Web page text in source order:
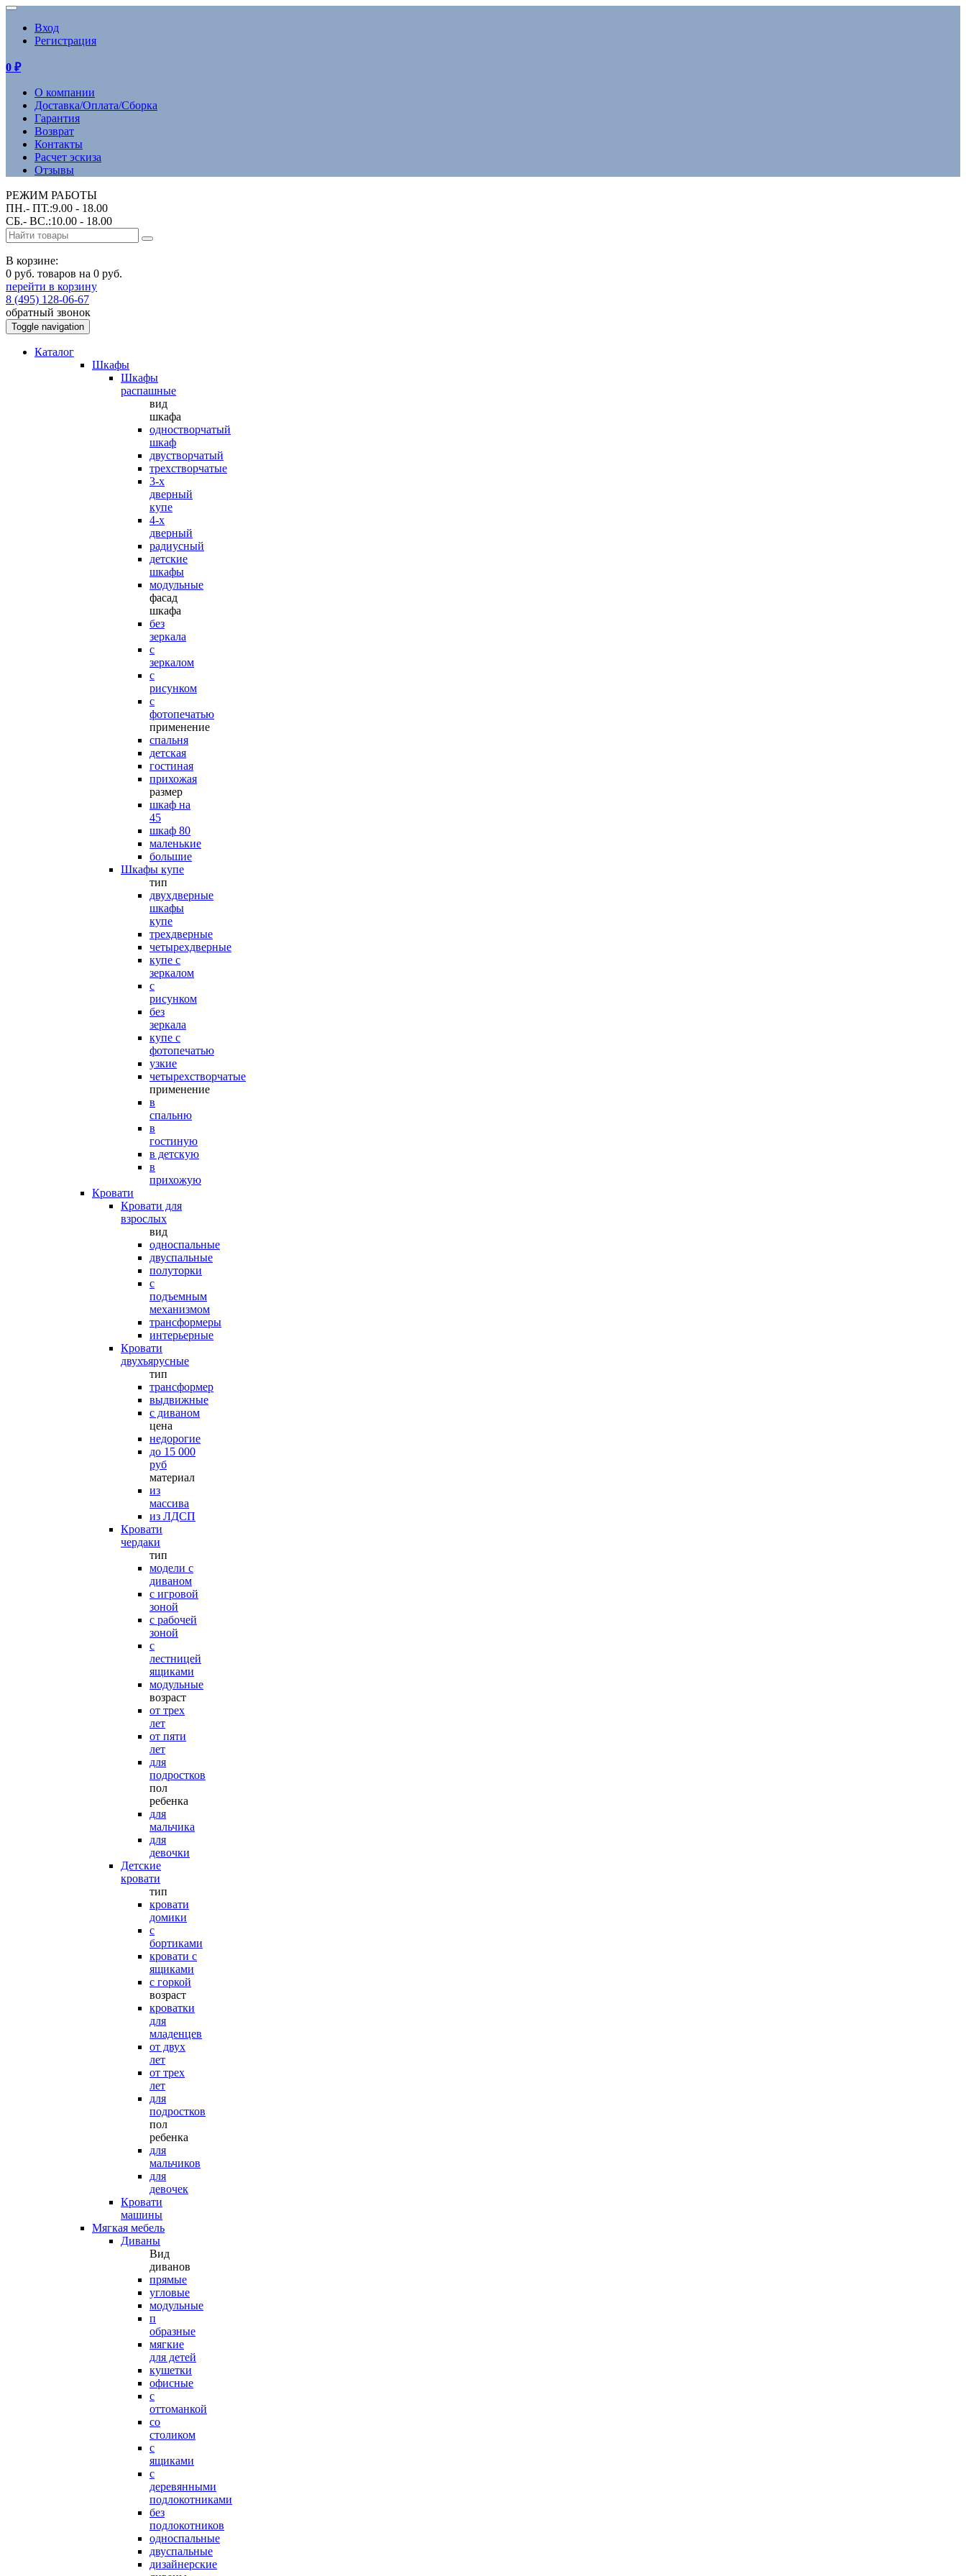
Вход
Регистрация
0 ₽
О компании
Доставка/Оплата/Сборка
Гарантия
Возврат
Контакты
Расчет эскиза
Отзывы
РЕЖИМ РАБОТЫ
ПН.- ПТ.:9.00 - 18.00
СБ.- ВС.:10.00 - 18.00
В корзине:
0 руб. товаров на 0 руб.
перейти в корзину
8 (495) 128-06-67
обратный звонок
Toggle navigation
Каталог
Шкафы
Шкафы
распашные
вид
шкафа
одностворчатый
шкаф
двустворчатый
трехстворчатые
3-х
дверный
купе
4-х
дверный
радиусный
детские
шкафы
модульные
фасад
шкафа
без
зеркала
с
зеркалом
с
рисунком
с
фотопечатью
применение
спальня
детская
гостиная
прихожая
размер
шкаф на
45
шкаф 80
маленькие
большие
Шкафы купе
тип
двухдверные
шкафы
купе
трехдверные
четырехдверные
купе с
зеркалом
с
рисунком
без
зеркала
купе с
фотопечатью
узкие
четырехстворчатые
применение
в
спальню
в
гостиную
в детскую
в
прихожую
Кровати
Кровати для
взрослых
вид
односпальные
двуспальные
полуторки
с
подъемным
механизмом
трансформеры
интерьерные
Кровати
двухъярусные
тип
трансформер
выдвижные
с диваном
цена
недорогие
до 15 000
руб
материал
из
массива
из ЛДСП
Кровати
чердаки
тип
модели с
диваном
с игровой
зоной
с рабочей
зоной
с
лестницей
ящиками
модульные
возраст
от трех
лет
от пяти
лет
для
подростков
пол
ребенка
для
мальчика
для
девочки
Детские
кровати
тип
кровати
домики
с
бортиками
кровати с
ящиками
с горкой
возраст
кроватки
для
младенцев
от двух
лет
от трех
лет
для
подростков
пол
ребенка
для
мальчиков
для
девочек
Кровати
машины
Мягкая мебель
Диваны
Вид
диванов
прямые
угловые
модульные
п
образные
мягкие
для детей
кушетки
офисные
с
оттоманкой
со
столиком
с
ящиками
с
деревянными
подлокотниками
без
подлокотников
односпальные
двуспальные
дизайнерские